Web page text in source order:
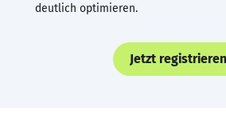
deutlich optimieren.
Jetzt registrieren